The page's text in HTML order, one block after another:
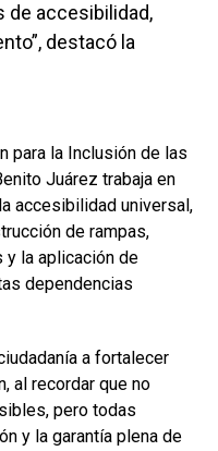
de accesibilidad,
destacó la
para la Inclusión de las
Juárez trabaja en
accesibilidad universal,
de rampas,
la aplicación de
dependencias
a fortalecer
al recordar que no
pero todas
y la garantía plena de